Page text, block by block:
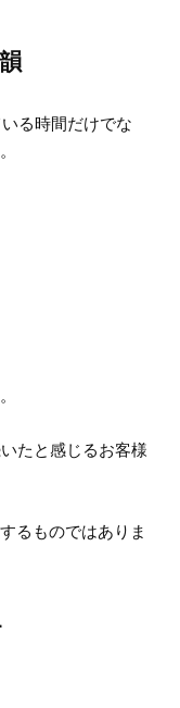
る時間だけでな
たと感じるお客様
るものではありま